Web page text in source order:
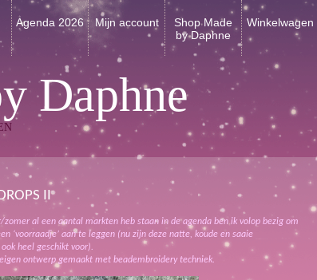
Agenda 2026 Mijn account
Shop Made
by Daphne
Winkelwagen
Daphne
II
al een aantal markten heb staan in de agenda ben ik volop bezig om
‘voorraadje’ aan te leggen (nu zijn deze natte, koude en saaie
heel geschikt voor).
ontwerp gemaakt met beadembroidery techniek.